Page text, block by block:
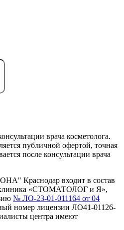
врача косметолога.
публичной офертой, точная
после консультации врача
Краснодар входит в состав
клиника «СТОМАТОЛОГ и Я»,
№ ЛО-23-01-011164 от 04
номер лицензии ЛО41-01126-
центра имеют